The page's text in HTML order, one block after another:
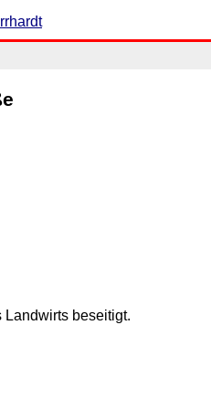
Landwirts beseitigt.